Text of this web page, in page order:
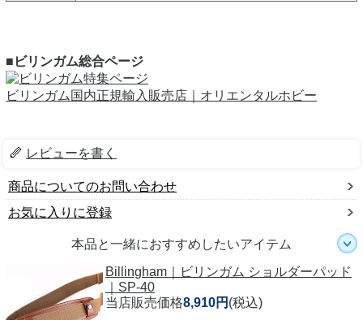
■ビリンガム総合ページ
ビリンガム国内正規輸入販売店｜オリエンタルホビー
レビューを書く
商品についてのお問い合わせ
お気に入りに登録
本品と一緒におすすめしたいアイテム
Billingham｜ビリンガム ショルダーパッド
｜SP-40
当店販売価格8,910円 (税込)